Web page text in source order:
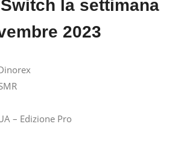
la settimana
2023
– Edizione Pro